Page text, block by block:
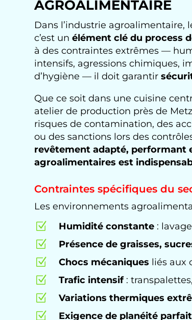
AGROALIMENTAIRE
Dans l’industrie agroalimentaire,
c’est unélément clé du process
à des contraintes extrêmes —
intensifs, agressions chimiques,
d’hygiène — il doit garantir
Que ce soit dans une cuisine
atelier de production près de
risques de contamination, des
ou des sanctions lors des
revêtement adapté, performant
agroalimentaires est
Contraintes spécifiques du
Les environnements
Z Humidité constante:
Z Présence de graisses,
Z Chocs mécaniques liés aux
Z Trafic intensif:
Z Variations thermiques
Z Exigence de planéité